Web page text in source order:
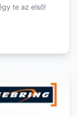
te az első!